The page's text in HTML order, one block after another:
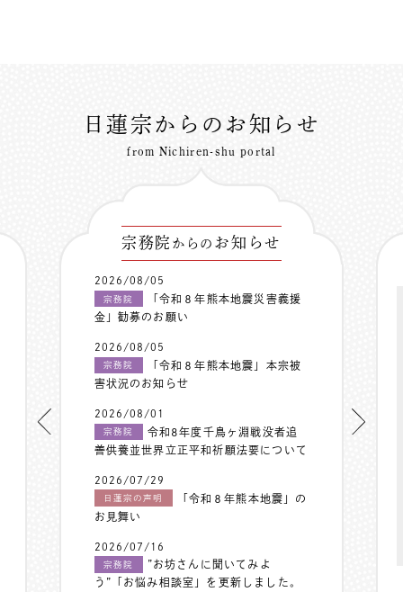
日蓮宗からのお知らせ
from Nichiren-shu portal
宗務院 からの お知らせ
2026/08/05
宗務院
「令和８年熊本地震災害義援
金」勧募のお願い
2026/08/05
宗務院
「令和８年熊本地震」本宗被
害状況のお知らせ
2026/08/01
宗務院
令和8年度千鳥ヶ淵戦没者追
善供養並世界立正平和祈願法要について
2026/07/29
日蓮宗の声明
「令和８年熊本地震」の
お見舞い
2026/07/16
宗務院
”お坊さんに聞いてみよ
う”「お悩み相談室」を更新しました。